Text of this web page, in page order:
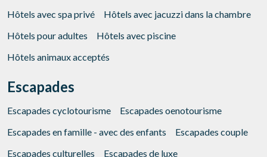
Hôtels avec spa privé
Hôtels avec jacuzzi dans la chambre
Hôtels pour adultes
Hôtels avec piscine
Hôtels animaux acceptés
Escapades
Escapades cyclotourisme
Escapades oenotourisme
Escapades en famille - avec des enfants
Escapades couple
Escapades culturelles
Escapades de luxe